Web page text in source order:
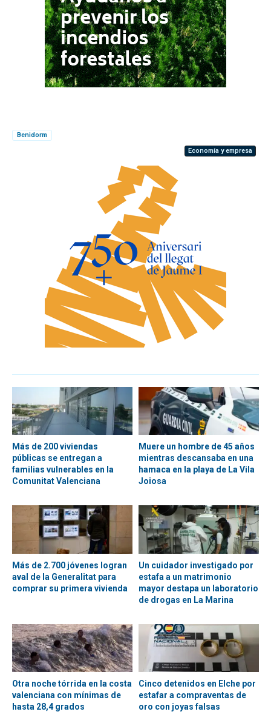
Benidorm
Economía y empresa
Más de 200 viviendas
públicas se entregan a
familias vulnerables en la
Comunitat Valenciana
Muere un hombre de 45 años
mientras descansaba en una
hamaca en la playa de La Vila
Joiosa
Más de 2.700 jóvenes logran
aval de la Generalitat para
comprar su primera vivienda
Un cuidador investigado por
estafa a un matrimonio
mayor destapa un laboratorio
de drogas en La Marina
Otra noche tórrida en la costa
valenciana con mínimas de
hasta 28,4 grados
Cinco detenidos en Elche por
estafar a compraventas de
oro con joyas falsas